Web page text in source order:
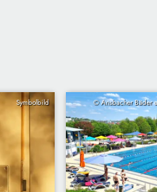
Symbolbild © Ansbacher Bäder